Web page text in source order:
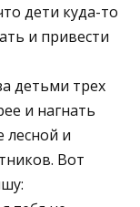
дети куда-то
и привести
детьми трех
и нагнать
лесной и
Вот